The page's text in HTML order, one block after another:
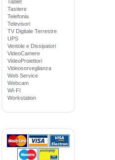
Tablet
Tastiere
Telefonia
Televisori
TV Digitale Terrestre
UPS
Ventole e Dissipatori
VideoCamere
VideoProiettori
Videosorveglianza
Web Service
Webcam
WI-FI
Workstation